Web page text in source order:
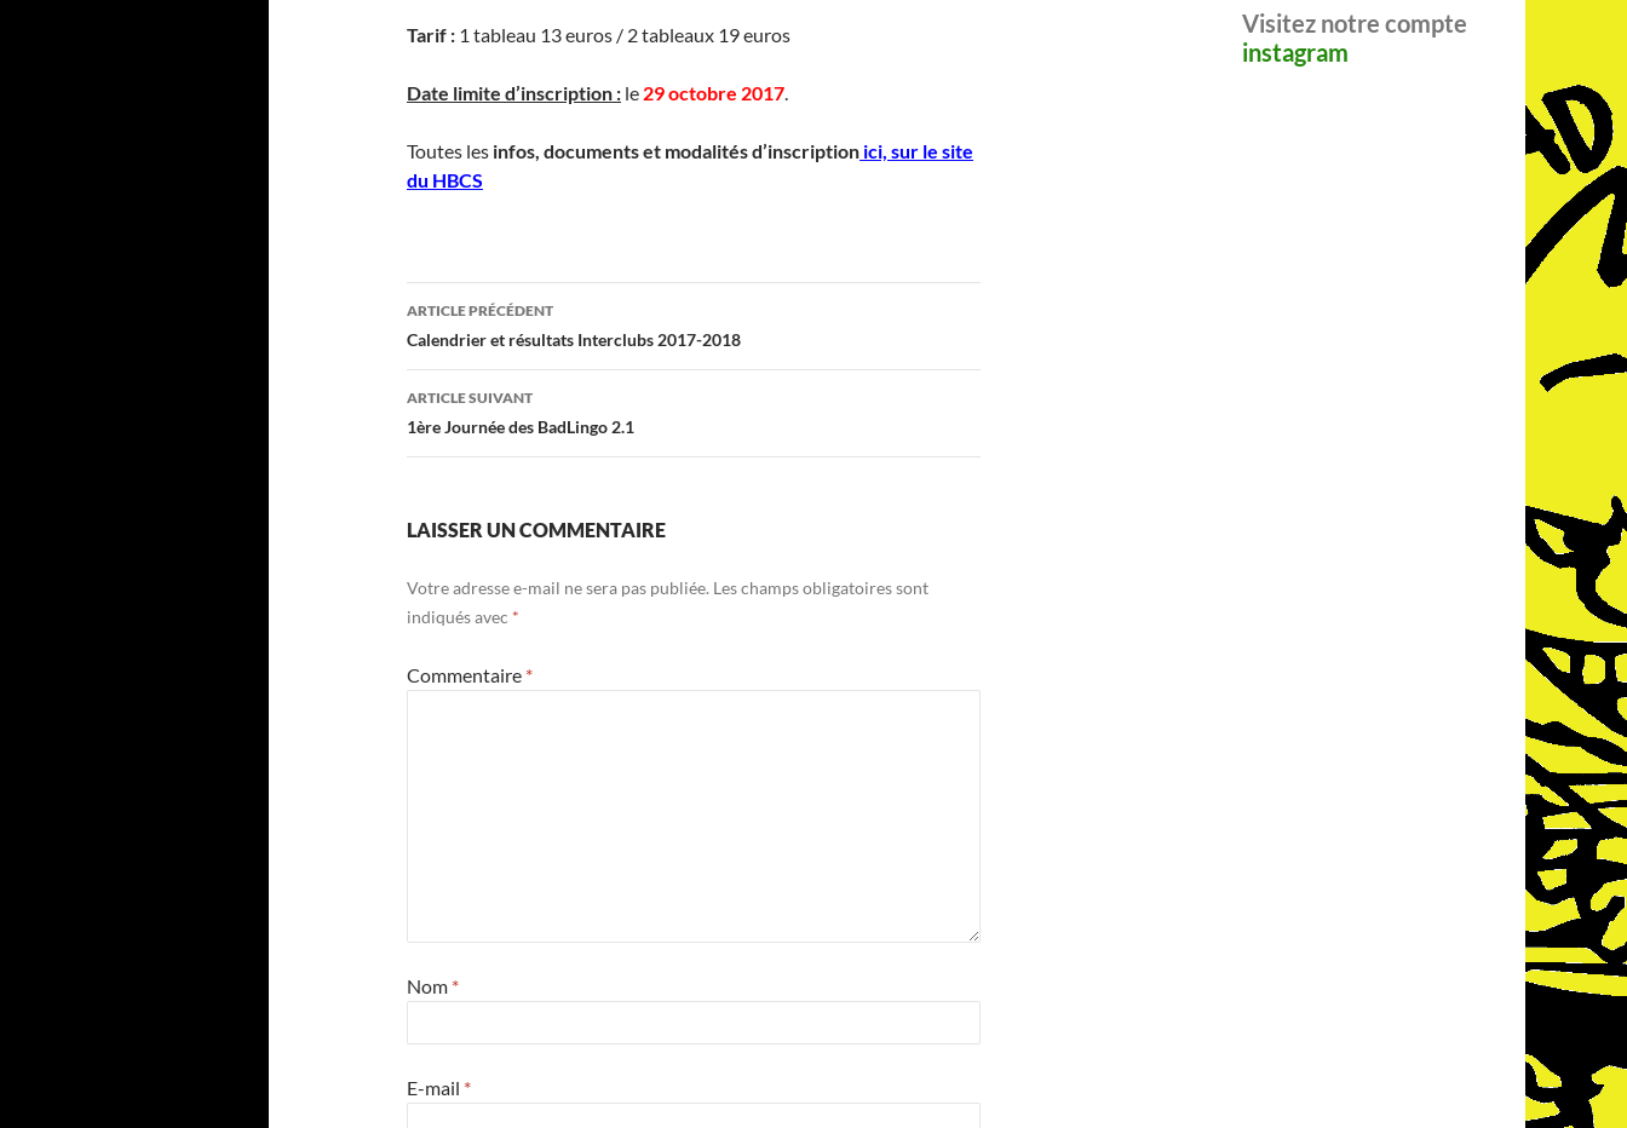
Tarif : 1 tableau 13 euros / 2 tableaux 19 euros
Date limite d’inscription : le 29 octobre 2017
Toutes les infos, documents et modalitésd’inscription ici, sur le site
du HBCS
Navigation
des
articles
ARTICLE PRÉCÉDENT
Calendrier et résultats Interclubs 2017-2018
ARTICLE SUIVANT
1ère Journée des BadLingo 2.1
LAISSER UN COMMENTAIRE
Votre adresse e-mail ne sera pas publiée. Les champs obligatoires sont
indiqués avec *
Commentaire *
Nom *
E-mail *
Visitez notre compte
instagram